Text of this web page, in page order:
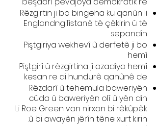
Rêzgirtin ji bo bingeha ku qanûn li
Englandngilîstanê tê çêkirin û tê
sepandin
Piştgiriya wekhevî û derfetê ji bo
hemî
Piştgirî û rêzgirtina ji azadiya hemî
kesan re di hundurê qanûnê de
Rêzdarî û tehemula baweriyên
cûda û baweriyên olî û yên din
Li Roe Green van nirxan bi rêkûpêk
û bi awayên jêrîn têne xurt kirin: